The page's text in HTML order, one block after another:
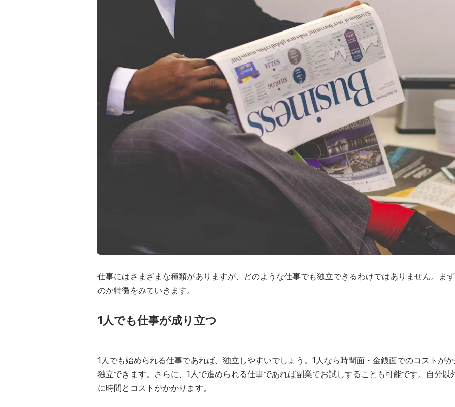
仕事にはさまざまな種類がありますが、どのような仕事でも独立できるわけではありません。ま
のか特徴をみていきます。
1人でも仕事が成り立つ
1人でも始められる仕事であれば、独立しやすいでしょう。1人なら時間面・金銭面でのコストが
独立できます。さらに、1人で進められる仕事であれば副業でお試しすることも可能です。自分
に時間とコストがかかります。